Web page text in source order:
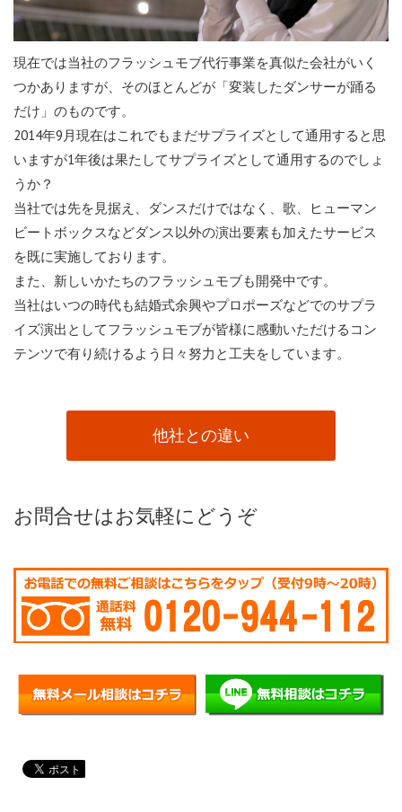
現在では当社のフラッシュモブ代行事業を真似た会社がいく
つかありますが、そのほとんどが「変装したダンサーが踊る
だけ」のものです。
2014年9月現在はこれでもまだサプライズとして通用すると思
いますが1年後は果たしてサプライズとして通用するのでしょ
うか？
当社では先を見据え、ダンスだけではなく、歌、ヒューマン
ビートボックスなどダンス以外の演出要素も加えたサービス
を既に実施しております。
また、新しいかたちのフラッシュモブも開発中です。
当社はいつの時代も結婚式余興やプロポーズなどでのサプラ
イズ演出としてフラッシュモブが皆様に感動いただけるコン
テンツで有り続けるよう日々努力と工夫をしています。
他社との違い
お問合せはお気軽にどうぞ